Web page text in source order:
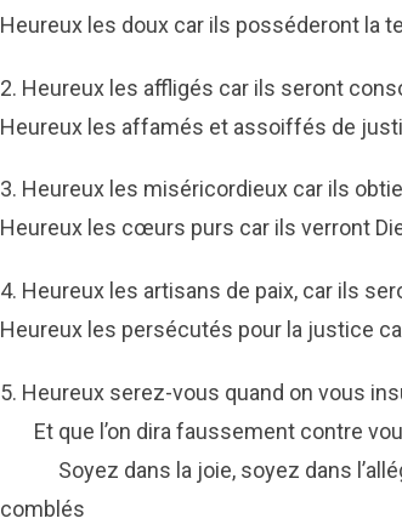
Heureux les doux car ils posséderont la
2. Heureux les affligés car ils seront
Heureux les affamés et assoiffés de
3. Heureux les miséricordieux car ils
Heureux les cœurs purs car ils verront
4. Heureux les artisans de paix, car ils
Heureux les persécutés pour la justice
5. Heureux serez-vous quand on
Et que l’on dira faussement contre
Soyez dans la joie, soyez dans
comblés